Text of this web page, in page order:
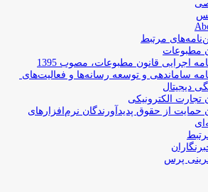
مرتبط
مطبوعات
اجرایی قانون مطبوعات، مصوب 1395
سامان­دهی و توسعه رسانه­‌ها و فعالیت‌­های
دیجیتال
تجارت الکترونیکی
حمایت از حقوق پدیدآورندگان نرم‌افزارهای
پرس